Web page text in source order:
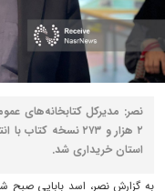
نصر: مدیرکل کتابخانه‌های
۲ هزار و ۲۷۳ نسخه
استان خریداری شد.
به گزارش نصر، اسد بابایی صبح